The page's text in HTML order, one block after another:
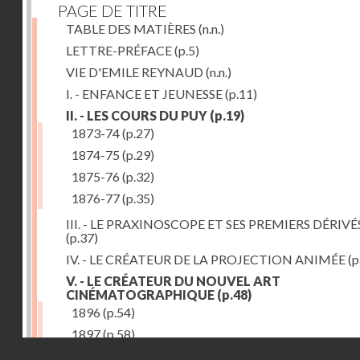
PAGE DE TITRE
TABLE DES MATIÈRES (n.n.)
LETTRE-PRÉFACE(p.5)
VIE D'EMILE REYNAUD (n.n.)
I. - ENFANCE ET JEUNESSE(p.11)
II. - LES COURS DU PUY (p.19)
1873-74(p.27)
1874-75 (p.29)
1875-76 (p.32)
1876-77(p.35)
III. - LE PRAXINOSCOPE ET SES PREMIERS
(p.37)
IV. - LE CRÉATEUR DE LA PROJECTION ANIMÉE
V. - LE CRÉATEUR DU NOUVEL ART
CINÉMATOGRAPHIQUE (p.48)
1896 (p.54)
1897(p.58)